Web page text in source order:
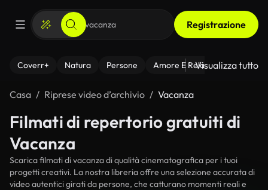
Registrazione
Coverr+ Natura Persone Amore E Relazioni Il
Visualizza tutto
Casa Riprese video d’archivio Vacanza
Filmati di repertorio gratuiti di
Vacanza
Scarica filmati di vacanza di qualità cinematografica per i tuoi
progetti creativi. La nostra libreria offre una selezione accurata di
video autentici girati da persone, che catturano momenti reali e